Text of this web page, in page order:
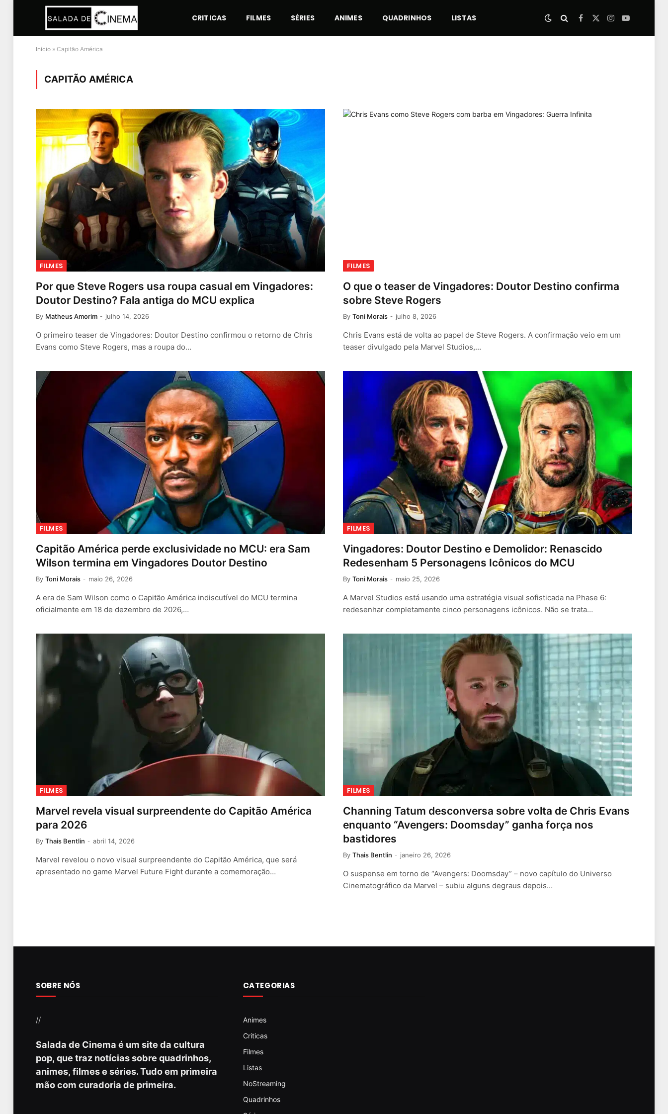
CRITICAS FILMES SÉRIES ANIMES QUADRINHOS LISTAS Facebook
X
Instagram
YouTube
Início » Capitão América
CAPITÃO AMÉRICA
FILMES
Por que Steve Rogers usa roupa casual em Vingadores:
Doutor Destino? Fala antiga do MCU explica
By Matheus Amorim julho 14, 2026
O primeiro teaser de Vingadores: Doutor Destino confirmou o retorno de Chris
Evans como Steve Rogers, mas a roupa do…
FILMES
O que o teaser de Vingadores: Doutor Destino confirma
sobre Steve Rogers
By Toni Morais julho 8, 2026
Chris Evans está de volta ao papel de Steve Rogers. A confirmação veio em um
teaser divulgado pela Marvel Studios,…
FILMES
Capitão América perde exclusividade no MCU: era Sam
Wilson termina em Vingadores Doutor Destino
By Toni Morais maio 26, 2026
A era de Sam Wilson como o Capitão América indiscutível do MCU termina
oficialmente em 18 de dezembro de 2026,…
FILMES
Vingadores: Doutor Destino e Demolidor: Renascido
Redesenham 5 Personagens Icônicos do MCU
By Toni Morais maio 25, 2026
A Marvel Studios está usando uma estratégia visual sofisticada na Phase 6:
redesenhar completamente cinco personagens icônicos. Não se trata…
FILMES
Marvel revela visual surpreendente do Capitão América
para 2026
By Thais Bentlin abril 14, 2026
Marvel revelou o novo visual surpreendente do Capitão América, que será
apresentado no game Marvel Future Fight durante a comemoração…
FILMES
Channing Tatum desconversa sobre volta de Chris Evans
enquanto “Avengers: Doomsday” ganha força nos
bastidores
By Thais Bentlin janeiro 26, 2026
O suspense em torno de “Avengers: Doomsday” – novo capítulo do Universo
Cinematográfico da Marvel – subiu alguns degraus depois…
SOBRE NÓS
//
Salada de Cinema é um site da cultura
pop, que traz notícias sobre quadrinhos,
animes, filmes e séries. Tudo em primeira
mão com curadoria de primeira.
CATEGORIAS
Animes
Criticas
Filmes
Listas
NoStreaming
Quadrinhos